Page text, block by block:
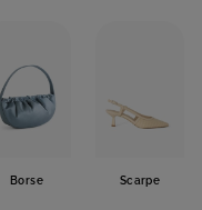
Borse Scarpe